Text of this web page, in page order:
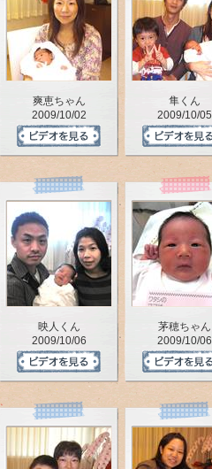
な
か
の
い
う
ペ
ー
ジ
で
す。
爽恵ちゃん
2009/10/02
隼くん
2009/10/05
映人くん
2009/10/06
茅穂ちゃん
2009/10/06